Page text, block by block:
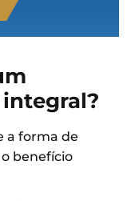
a forma de
benefício